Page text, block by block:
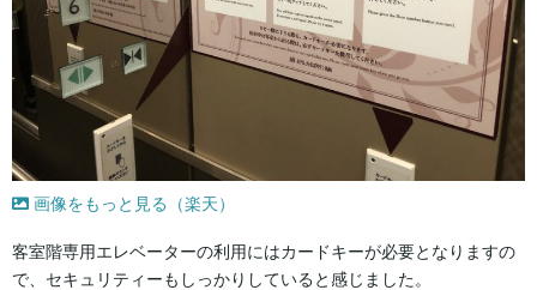
画像をもっと見る（楽天）
客室階専用エレベーターの利用にはカードキーが必要となりますの
で、セキュリティーもしっかりしていると感じました。